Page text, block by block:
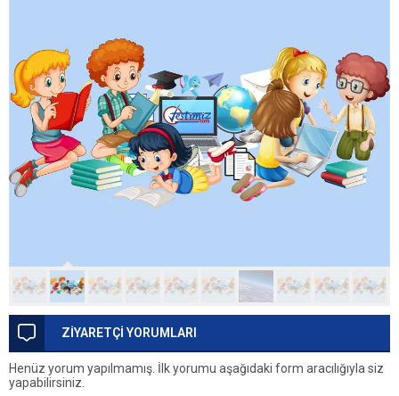
ZİYARETÇİ YORUMLARI
Henüz yorum yapılmamış. İlk yorumu aşağıdaki form aracılığıyla siz
yapabilirsiniz.